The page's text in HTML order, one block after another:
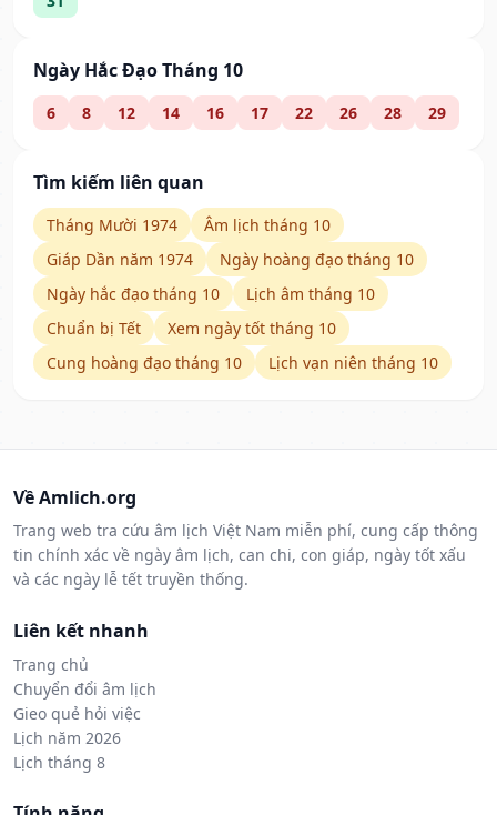
Ngày Hắc Đạo Tháng 10
6 8 12 14 16 17 22 26 28 29
Tìm kiếm liên quan
Tháng Mười 1974
Âm lịch tháng 10
Giáp Dần năm 1974
Ngày hoàng đạo tháng 10
Ngày hắc đạo tháng 10
Lịch âm tháng 10
Chuẩn bị Tết
Xem ngày tốt tháng 10
Cung hoàng đạo tháng 10
Lịch vạn niên tháng 10
Về Amlich.org
Trang web tra cứu âm lịch Việt Nam miễn phí, cung cấp thông
tin chính xác về ngày âm lịch, can chi, con giáp, ngày tốt xấu
và các ngày lễ tết truyền thống.
Liên kết nhanh
Trang chủ
Chuyển đổi âm lịch
Gieo quẻ hỏi việc
Lịch năm 2026
Lịch tháng 8